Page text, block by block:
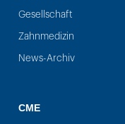
Gesellschaft
Zahnmedizin
News-Archiv
CME